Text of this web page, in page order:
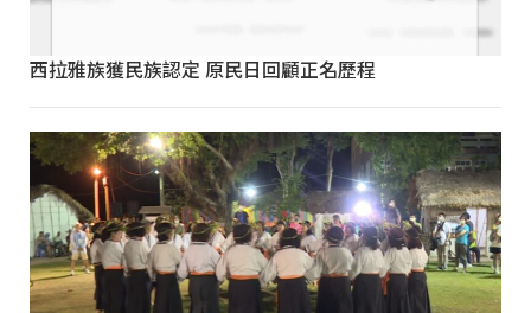
西拉雅族獲民族認定 原民日回顧正名歷程